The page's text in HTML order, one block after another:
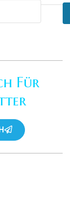
Für